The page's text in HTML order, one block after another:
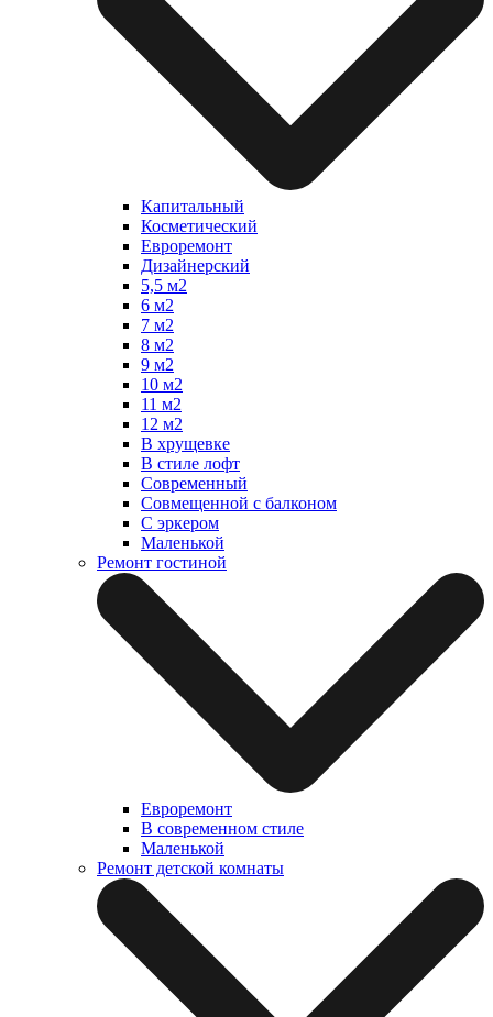
Капитальный
Косметический
Евроремонт
Дизайнерский
5,5 м2
6 м2
7 м2
8 м2
9 м2
10 м2
11 м2
12 м2
В хрущевке
В стиле лофт
Современный
Совмещенной с балконом
С эркером
Маленькой
Ремонт гостиной
Евроремонт
В современном стиле
Маленькой
Ремонт детской комнаты